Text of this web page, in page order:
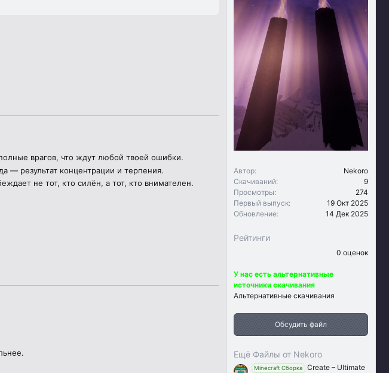
врагов, что ждут любой твоей ошибки.
— результат концентрации и терпения.
не тот, кто силён, а тот, кто внимателен.
Автор
Nekoro
Скачиваний
9
Просмотры
274
Первый выпуск
19 Окт 2025
Обновление
14 Дек 2025
Рейтинги
0
з
в
ё
0 оценок
У нас есть альтернативные
источники скачивания
Альтернативные скачивания
Обсудить файл
Ещё Файлы от Nekoro
Minecraft Сборка
Create – Ultimate